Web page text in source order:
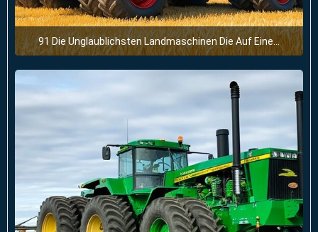
91 Die Unglaublichsten Landmaschinen Die Auf Einem Anderen Level Sind
28. Juni 2025 um 11:54